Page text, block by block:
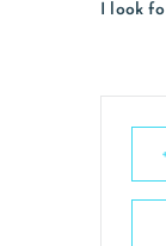
I look